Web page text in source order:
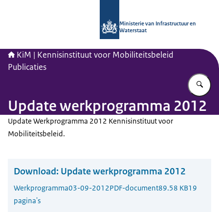
Ministerie van Infrastructuur en
Waterstaat
KiM | Kennisinstituut voor Mobiliteitsbeleid
Publicaties
Update werkprogramma 2012
Update Werkprogramma 2012 Kennisinstituut voor
Mobiliteitsbeleid.
Download: Update werkprogramma 2012
Werkprogramma03-09-2012PDF-document89.58 KB19
pagina's